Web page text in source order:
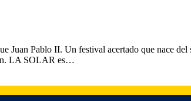
Pablo II. Un festival acertado que nace del
LA SOLAR es…